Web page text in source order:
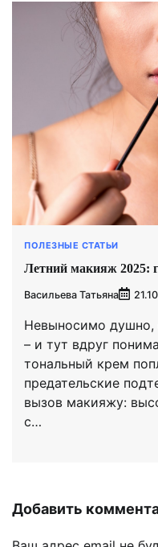
ПОЛЕЗНЫЕ СТАТЬИ
Летний макияж 2025:
Васильева Татьяна
Невыносимо душно,
– и тут вдруг
тональный крем
предательские
вызов макияжу:
с…
Добавить